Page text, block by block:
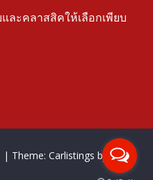
ละคลาสสิคให้เลือกเพียบ
| Theme: Carlistings byWP